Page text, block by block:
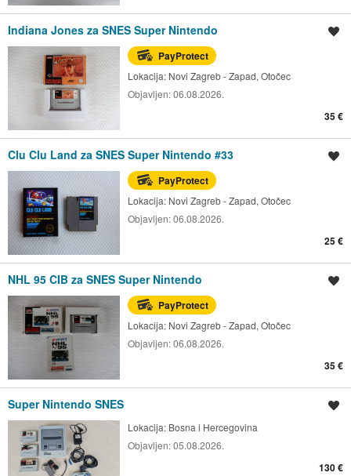
Indiana Jones za SNES Super Nintendo
PayProtect
Lokacija: Novi Zagreb - Zapad, Otočec
Objavljen:06.08.2026.
35 €
Clu Clu Land za SNES Super Nintendo #33
PayProtect
Lokacija: Novi Zagreb - Zapad, Otočec
Objavljen:06.08.2026.
25 €
NHL 95 CIB za SNES Super Nintendo
PayProtect
Lokacija: Novi Zagreb - Zapad, Otočec
Objavljen:06.08.2026.
35 €
Super Nintendo SNES
Lokacija: Bosna i Hercegovina
Objavljen:05.08.2026.
130 €